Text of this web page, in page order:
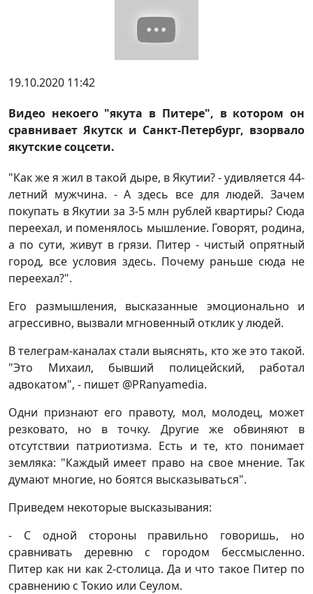
19.10.2020 11:42
Видео некоего "якута в Питере", в котором он
сравнивает Якутск и Санкт-Петербург, взорвало
якутские соцсети.
"Как же я жил в такой дыре, в Якутии? - удивляется 44-
летний мужчина. - А здесь все для людей. Зачем
покупать в Якутии за 3-5 млн рублей квартиры? Сюда
переехал, и поменялось мышление. Говорят, родина,
а по сути, живут в грязи. Питер - чистый опрятный
город, все условия здесь. Почему раньше сюда не
переехал?".
Его размышления, высказанные эмоционально и
агрессивно, вызвали мгновенный отклик у людей.
В телеграм-каналах стали выяснять, кто же это такой.
"Это Михаил, бывший полицейский, работал
адвокатом", - пишет @PRanyamedia.
Одни признают его правоту, мол, молодец, может
резковато, но в точку. Другие же обвиняют в
отсутствии патриотизма. Есть и те, кто понимает
земляка: "Каждый имеет право на свое мнение. Так
думают многие, но боятся высказываться".
Приведем некоторые высказывания:
- С одной стороны правильно говоришь, но
сравнивать деревню с городом бессмысленно.
Питер как ни как 2-столица. Да и что такое Питер по
сравнению с Токио или Сеулом.